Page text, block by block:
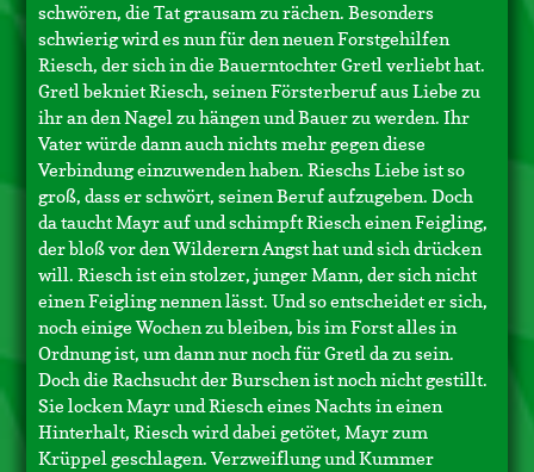
schwören, die Tat grausam zu rächen. Besonders
schwierig wird es nun für den neuen Forstgehilfen
Riesch, der sich in die Bauerntochter Gretl verliebt hat.
Gretl bekniet Riesch, seinen Försterberuf aus Liebe zu
ihr an den Nagel zu hängen und Bauer zu werden. Ihr
Vater würde dann auch nichts mehr gegen diese
Verbindung einzuwenden haben. Rieschs Liebe ist so
groß, dass er schwört, seinen Beruf aufzugeben. Doch
da taucht Mayr auf und schimpft Riesch einen Feigling,
der bloß vor den Wilderern Angst hat und sich drücken
will. Riesch ist ein stolzer, junger Mann, der sich nicht
einen Feigling nennen lässt. Und so entscheidet er sich,
noch einige Wochen zu bleiben, bis im Forst alles in
Ordnung ist, um dann nur noch für Gretl da zu sein.
Doch die Rachsucht der Burschen ist noch nicht gestillt.
Sie locken Mayr und Riesch eines Nachts in einen
Hinterhalt, Riesch wird dabei getötet, Mayr zum
Krüppel geschlagen. Verzweiflung und Kummer